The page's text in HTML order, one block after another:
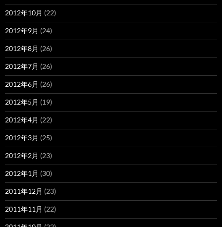
2012年10月 (22)
2012年9月 (24)
2012年8月 (26)
2012年7月 (26)
2012年6月 (26)
2012年5月 (19)
2012年4月 (22)
2012年3月 (25)
2012年2月 (23)
2012年1月 (30)
2011年12月 (23)
2011年11月 (22)